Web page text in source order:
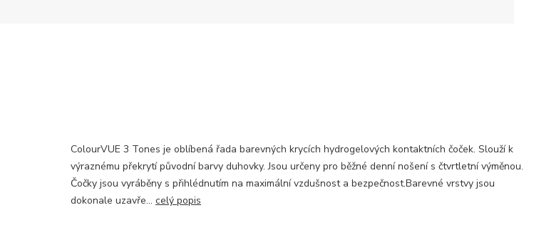
ColourVUE 3 Tones je oblíbená řada barevných krycích hydrogelových kontaktních čoček. Slouží k
výraznému překrytí původní barvy duhovky. Jsou určeny pro běžné denní nošení s čtvrtletní výměnou.
Čočky jsou vyráběny s přihlédnutím na maximální vzdušnost a bezpečnost.Barevné vrstvy jsou
dokonale uzavře... celý popis